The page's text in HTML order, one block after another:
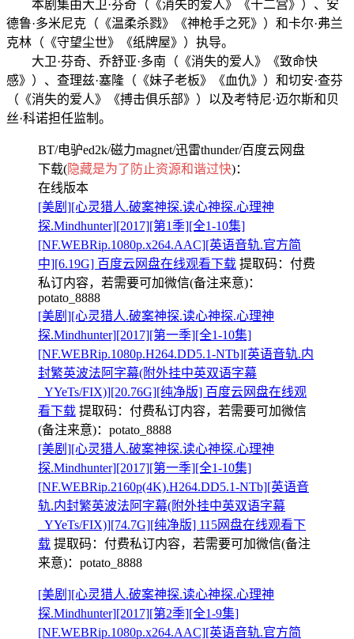
本剧集由大卫·芬奇（《消失的爱人》《十二宫》）、安
德鲁·多米尼克（《温柔杀戮》《神枪手之死》）和卡尔·弗兰
克林（《守望尘世》《纸牌屋》）执导。
大卫·芬奇、乔舒亚·多南（《消失的爱人》《致命快
感》）、查理兹·塞隆（《妹子老板》《血仇》）和切安·查芬
（《消失的爱人》《搏击俱乐部》）以及考特尼·迈尔斯和贝
丝·科诺担任监制。
BT/电驴ed2k/磁力magnet/迅雷thunder/百度云网盘
下载(隐藏是为了防止资源和谐过快)：
在线版本
[美剧][心灵猎人.破案神探.读心神探.心理神
探.Mindhunter][2017][第1季][全1-10集]
[NF.WEBRip.1080p.x264.AAC][英语音轨.官方简
中][6.19G] 百度云网盘在线观看下载 提取码： 付费
私订内容，若需要可加微信(备注来意)：
potato_8888
[美剧][心灵猎人.破案神探.读心神探.心理神
探.Mindhunter][2017][第一季][全1-10集]
[NF.WEBRip.1080p.H264.DD5.1-NTb][英语音轨.内
封繁英波法阿字幕(附外挂中英双语字幕
_YYeTs/FIX)][20.76G][纯净版] 百度云网盘在线观
看下载 提取码： 付费私订内容，若需要可加微信
(备注来意)：potato_8888
[美剧][心灵猎人.破案神探.读心神探.心理神
探.Mindhunter][2017][第一季][全1-10集]
[NF.WEBRip.2160p(4K).H264.DD5.1-NTb][英语音
轨.内封繁英波法阿字幕(附外挂中英双语字幕
_YYeTs/FIX)][74.7G][纯净版] 115网盘在线观看下
载 提取码： 付费私订内容，若需要可加微信(备注
来意)：potato_8888
[美剧][心灵猎人.破案神探.读心神探.心理神
探.Mindhunter][2017][第2季][全1-9集]
[NF.WEBRip.1080p.x264.AAC][英语音轨.官方简